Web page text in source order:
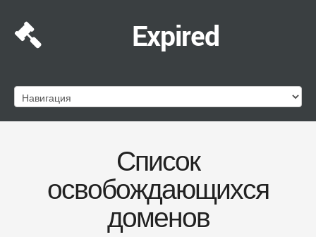
Expired
Список
освобождающихся
доменов